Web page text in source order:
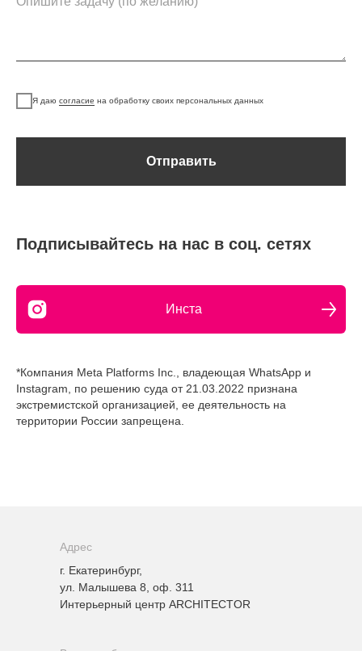
Я даю согласие на обработку своих персональных данных
Отправить
Подписывайтесь на нас в соц. сетях
Инста
*Компания Meta Platforms Inc., владеющая WhatsApp и
Instagram, по решению суда от 21.03.2022 признана
экстремистской организацией, ее деятельность на
территории России запрещена.
Адрес
г. Екатеринбург,
ул. Малышева 8, оф. 311
Интерьерный центр ARCHITECTOR